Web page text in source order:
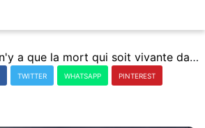
Il n'y a que la mort qui soit vivante dans ce singulier monde qu'on appelle la vie !
TWITTER WHATSAPP PINTEREST